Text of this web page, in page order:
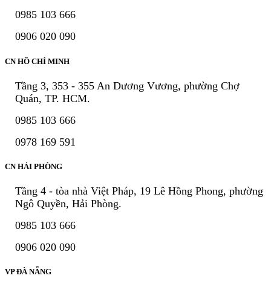
0985 103 666
0906 020 090
CN HỒ CHÍ MINH
Tầng 3, 353 - 355 An Dương Vương, phường Chợ
Quán, TP. HCM.
0985 103 666
0978 169 591
CN HẢI PHÒNG
Tầng 4 - tòa nhà Việt Pháp, 19 Lê Hồng Phong, phường
Ngô Quyền, Hải Phòng.
0985 103 666
0906 020 090
VP ĐÀ NẴNG